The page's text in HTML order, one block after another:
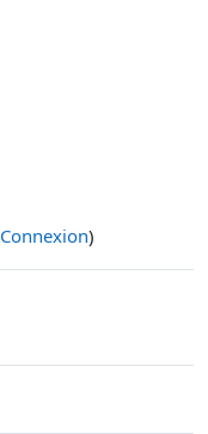
Connexion)